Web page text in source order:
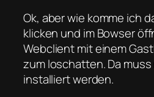
Ok, aber wie komme ich
klicken und im Bowser
Webclient mit einem
zum loschatten. Da
installiert werden.